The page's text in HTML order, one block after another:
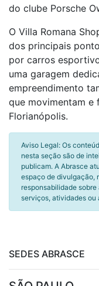
do clube Porsche
O Villa Romana
dos principais
por carros
uma garagem
empreendimento
que movimentam e
Florianópolis.
Aviso Legal: Os
nesta seção são de
publicam. A Abrasce
espaço de divulgação,
responsabilidade
serviços, atividades ou
SEDES ABRASCE